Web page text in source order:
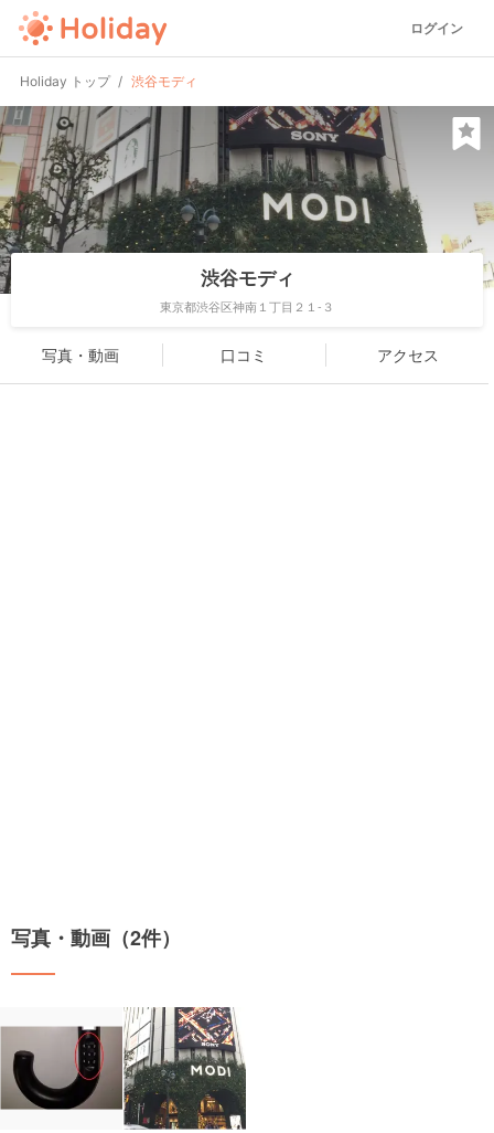
ログイン
Holiday トップ 渋谷モディ
渋谷モディ
東京都渋谷区神南１丁目２１-３
写真・動画 口コミ アクセス
写真・動画（2件）